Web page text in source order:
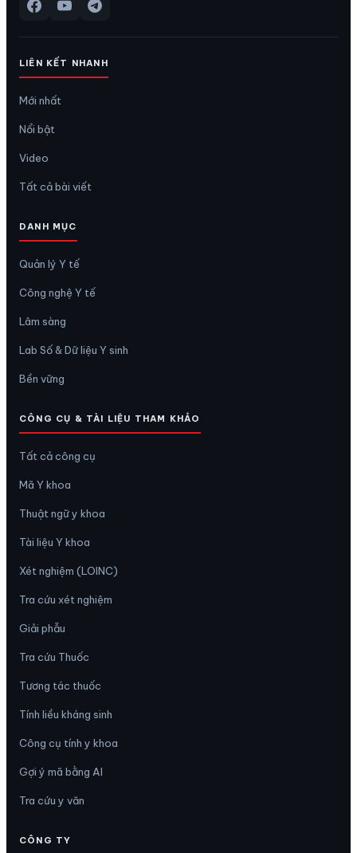
LIÊN KẾT NHANH
Mới nhất
Nổi bật
Video
Tất cả bài viết
DANH MỤC
Quản lý Y tế
Công nghệ Y tế
Lâm sàng
Lab Số & Dữ liệu Y sinh
Bền vững
CÔNG CỤ & TÀI LIỆU THAM KHẢO
Tất cả công cụ
Mã Y khoa
Thuật ngữ y khoa
Tài liệu Y khoa
Xét nghiệm (LOINC)
Tra cứu xét nghiệm
Giải phẫu
Tra cứu Thuốc
Tương tác thuốc
Tính liều kháng sinh
Công cụ tính y khoa
Gợi ý mã bằng AI
Tra cứu y văn
CÔNG TY